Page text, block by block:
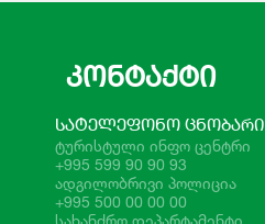
ᲙᲝᲜᲢᲐᲥᲢᲘ
ᲡᲐᲢᲔᲚᲔᲤᲝᲜᲝ ᲪᲜᲝᲑᲐᲠᲘ
ტურისტული ინფო ცენტრი
+995 599 90 90 93
ადგილობრივი პოლიცია
+995 500 00 00 00
სახანძრო დეპარტამენტი